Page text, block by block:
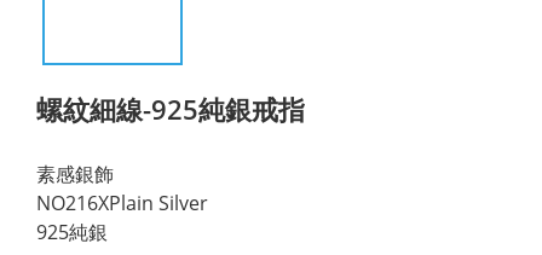
螺紋細線-925純銀戒指
素感銀飾
NO216XPlain Silver
925純銀